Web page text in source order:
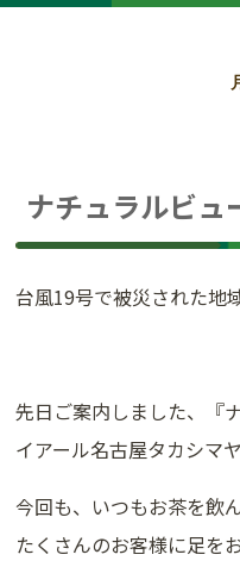
ナチュラルビ
台風19号で被災された地
先日ご案内しました、『
イアール名古屋タカシマ
今回も、いつもお茶を飲
たくさんのお客様に足を